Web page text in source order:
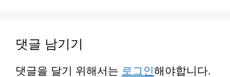
댓글 남기기
댓글을 달기 위해서는 로그인해야합니다.